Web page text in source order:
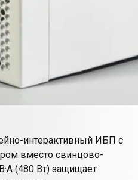
интерактивный ИБП с
вместо свинцово-
(480 Вт) защищает